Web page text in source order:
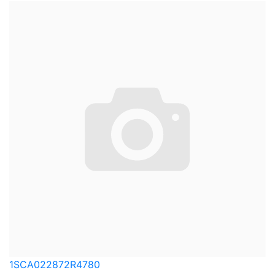
1SCA022872R4780